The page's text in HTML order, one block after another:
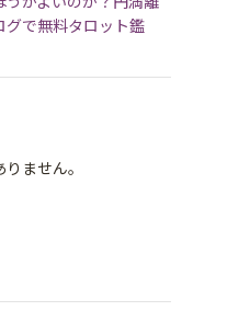
で無料タロット鑑
ません。